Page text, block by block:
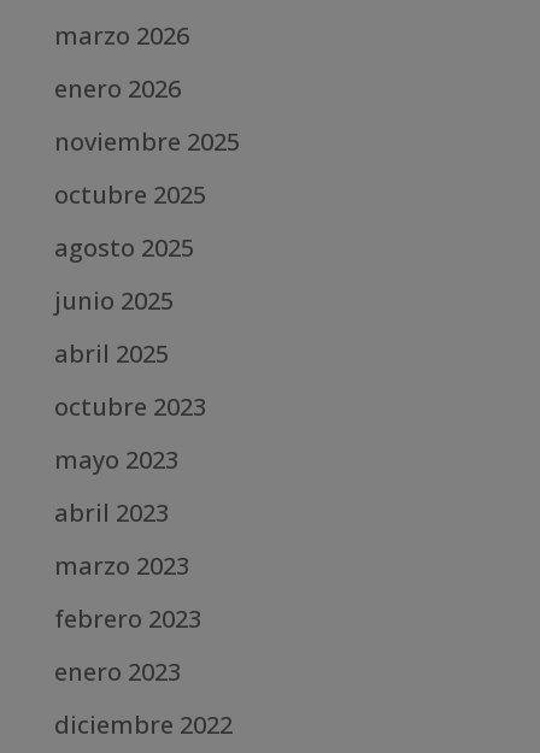
marzo 2026
enero 2026
noviembre 2025
octubre 2025
agosto 2025
junio 2025
abril 2025
octubre 2023
mayo 2023
abril 2023
marzo 2023
febrero 2023
enero 2023
diciembre 2022